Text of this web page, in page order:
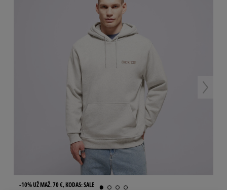
-10% UŽ MAŽ. 70 €, KODAS: SALE